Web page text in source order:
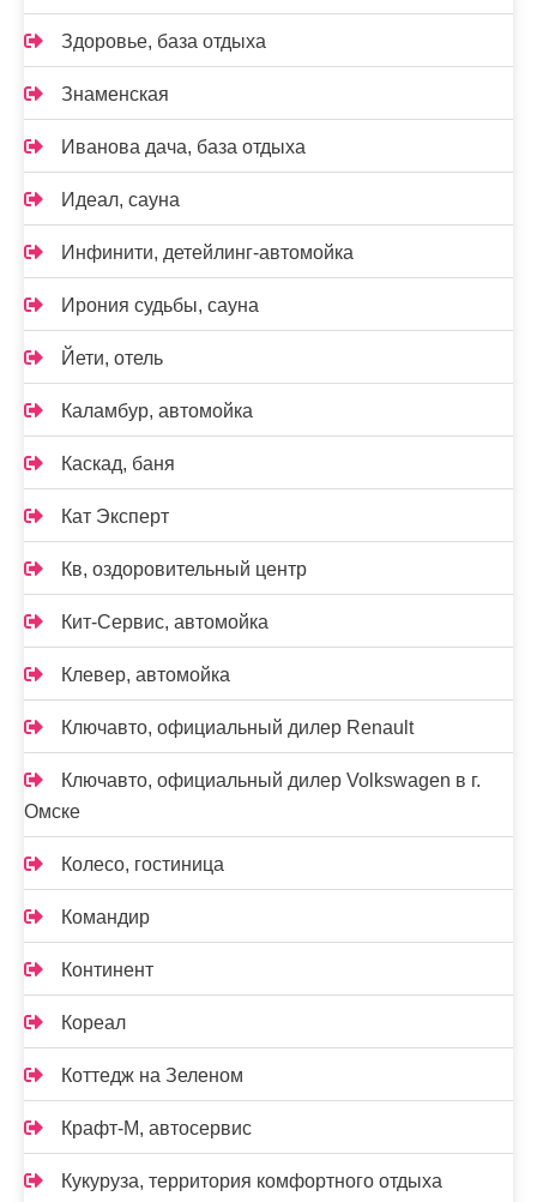
Здоровье, база отдыха
Знаменская
Иванова дача, база отдыха
Идеал, сауна
Инфинити, детейлинг-автомойка
Ирония судьбы, сауна
Йети, отель
Каламбур, автомойка
Каскад, баня
Кат Эксперт
Кв, оздоровительный центр
Кит-Сервис, автомойка
Клевер, автомойка
Ключавто, официальный дилер Renault
Ключавто, официальный дилер Volkswagen в г.
Омске
Колесо, гостиница
Командир
Континент
Кореал
Коттедж на Зеленом
Крафт-М, автосервис
Кукуруза, территория комфортного отдыха